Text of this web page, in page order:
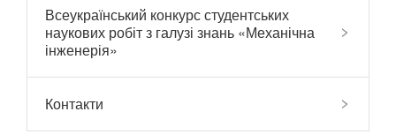
Всеукраїнський конкурс студентських
наукових робіт з галузі знань «Механічна
інженерія»
Контакти